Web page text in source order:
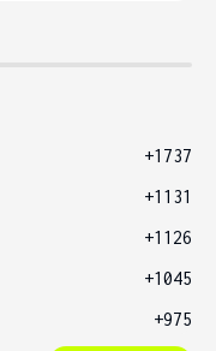
+1737
+1131
+1126
+1045
+975